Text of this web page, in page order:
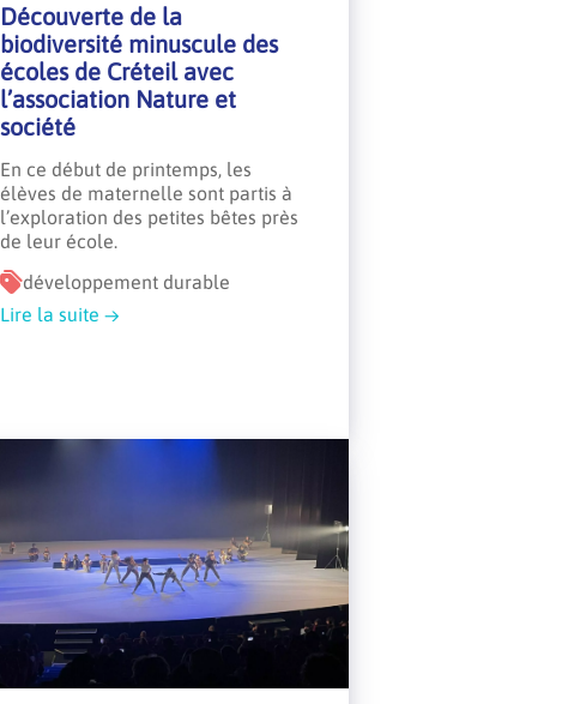
Découverte de la
biodiversité minuscule des
écoles de Créteil avec
l’association Nature et
société
En ce début de printemps, les
élèves de maternelle sont partis à
l’exploration des petites bêtes près
de leur école.
développement durable
Lire la suite